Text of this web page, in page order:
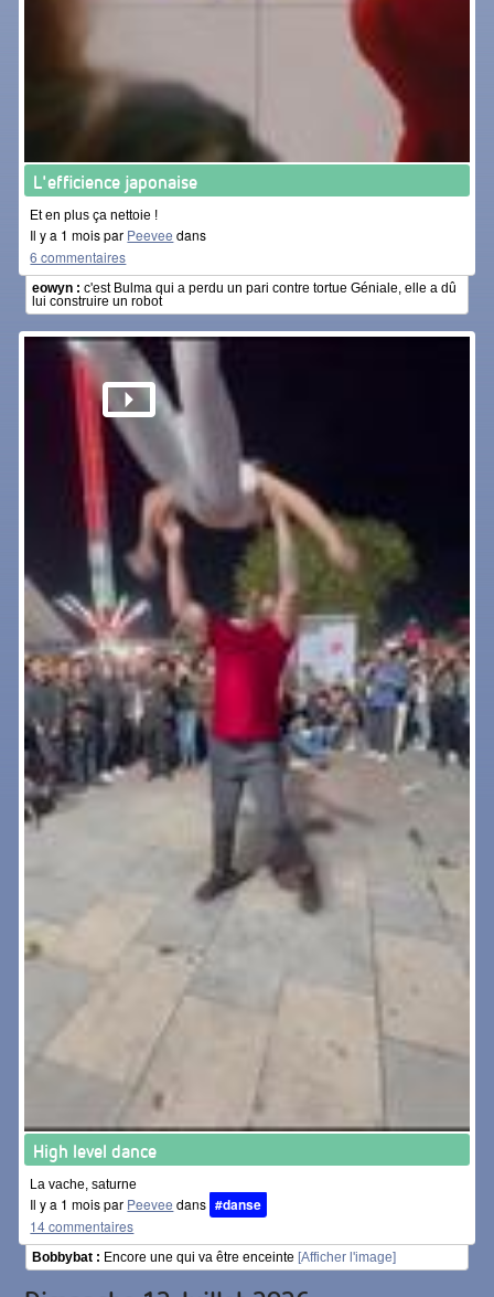
L'efficience japonaise
Et en plus ça nettoie !
Il y a 1 mois par Peevee dans
6 commentaires
eowyn : c'est Bulma qui a perdu un pari contre tortue Géniale, elle a dû
lui construire un robot
High level dance
La vache, saturne
Il y a 1 mois par Peevee dans #danse
14 commentaires
Bobbybat : Encore une qui va être enceinte [Afficher l'image]